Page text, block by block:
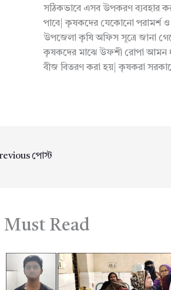
সঠিকভাবে এসব উপকরণ ব্যবহার
পাবে| কৃষকদের যেকোনো পরামর্শ
উপজেলা কৃষি অফিস সূত্রে জানা
কৃষকদের মাঝে উফশী রোপা আমন
বীজ বিতরণ করা হয়| কৃষকরা
পোস্ট
Must Read